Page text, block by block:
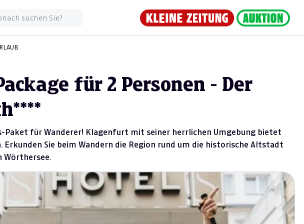
für 2 Personen - Der
Paket für Wanderer! Klagenfurt mit seiner herrlichen Umgebung bietet
Erkunden Sie beim Wandern die Region rund um die historische Altstadt
Wörthersee.